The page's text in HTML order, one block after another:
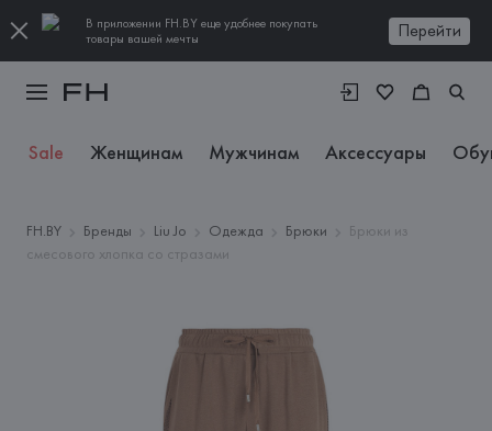
В приложении FH.BY еще удобнее покупать
товары вашей мечты
Перейти
Sale Женщинам Мужчинам Аксессуары
FH.BY Бренды Liu Jo Одежда Брюки
Брюки из
смесового хлопка со стразами